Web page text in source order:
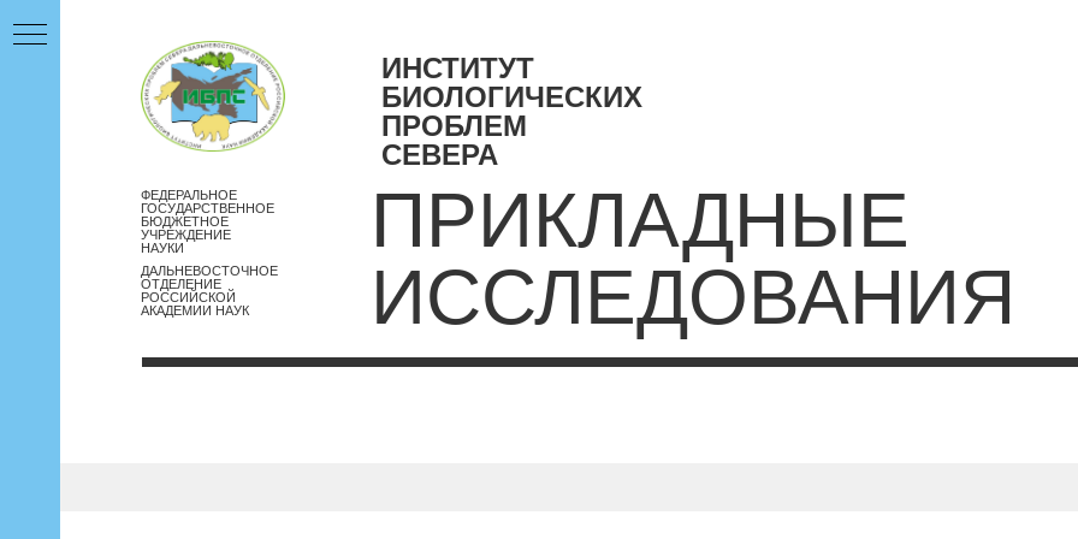
ИНСТИТУТ
БИОЛОГИЧЕСКИХ
ПРОБЛЕМ
СЕВЕРА
ФЕДЕРАЛЬНОЕ
ГОСУДАРСТВЕННОЕ
БЮДЖЕТНОЕ
УЧРЕЖДЕНИЕ
НАУКИ
ДАЛЬНЕВОСТОЧНОЕ
ОТДЕЛЕНИЕ
РОССИЙСКОЙ
АКАДЕМИИ НАУК
ПРИКЛАДНЫЕ
ИССЛЕДОВАНИЯ